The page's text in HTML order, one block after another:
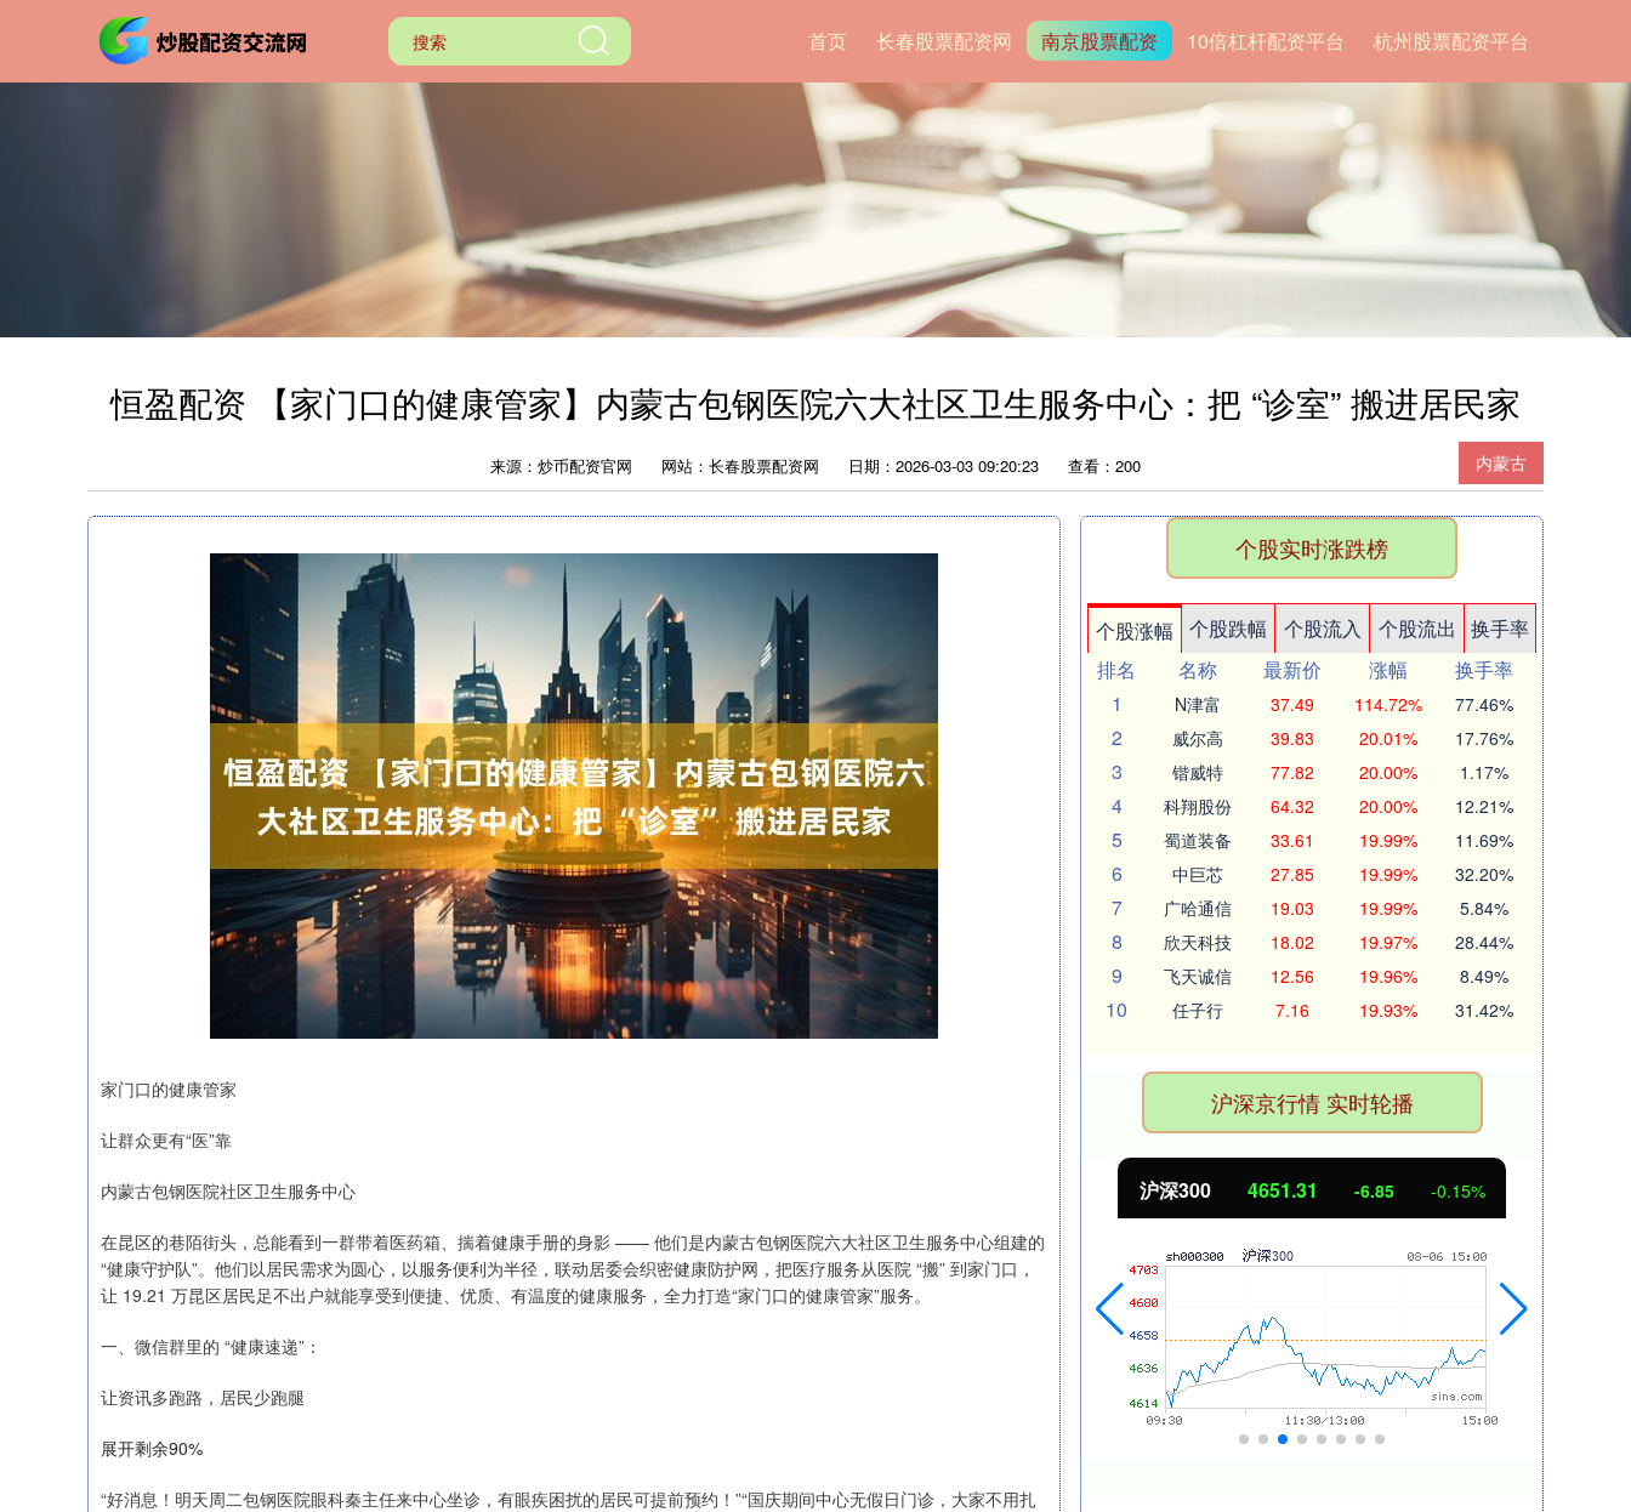
首页 长春股票配资网 南京股票配资 10倍杠杆配资平台 杭州股票配资平台
恒盈配资 【家门口的健康管家】内蒙古包钢医院六大社区卫生服务中心：把 “诊室” 搬进居民家
内蒙古
来源：炒币配资官网 网站：长春股票配资网 日期：2026-03-03 09:20:23 查看：200
家门口的健康管家
让群众更有“医”靠
内蒙古包钢医院社区卫生服务中心
在昆区的巷陌街头，总能看到一群带着医药箱、揣着健康手册的身影 —— 他们是内蒙古包钢医院六大社区卫生服务中心组建的
“健康守护队”。他们以居民需求为圆心，以服务便利为半径，联动居委会织密健康防护网，把医疗服务从医院 “搬” 到家门口，
让 19.21 万昆区居民足不出户就能享受到便捷、优质、有温度的健康服务，全力打造“家门口的健康管家”服务。
一、微信群里的 “健康速递”：
让资讯多跑路，居民少跑腿
展开剩余90%
“好消息！明天周二包钢医院眼科秦主任来中心坐诊，有眼疾困扰的居民可提前预约！”“国庆期间中心无假日门诊，大家不用扎
个股实时涨跌榜
个股涨幅 个股跌幅 个股流入 个股流出
换手率
排名
名称 最新价 涨幅
换手率
1
N津富 37.49 114.72% 77.46%
2 威尔高 39.83 20.01% 17.76%
3 锴威特 77.82 20.00% 1.17%
4 科翔股份 64.32 20.00% 12.21%
5 蜀道装备 33.61 19.99% 11.69%
6 中巨芯 27.85 19.99% 32.20%
7 广哈通信 19.03 19.99% 5.84%
8 欣天科技 18.02 19.97% 28.44%
9 飞天诚信 12.56 19.96% 8.49%
10 任子行 7.16 19.93% 31.42%
沪深京行情 实时轮播
上证指数 3900.35 沪深300 4651.31 -6.85 -0.15%